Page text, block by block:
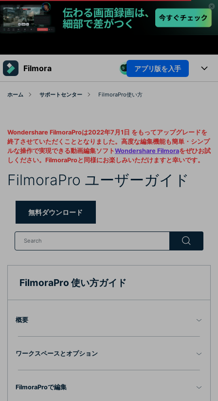
製品
ユーティリティ
法人・教育・パートナー
プラン＆価格
サポート
Filmora アプリ版を入手
製品
製品機能
AI機能
AIヒント
活用法
Filmoraのユーザー層
ビデオソリューション
動画編集関連知識
動画編集のコツ
サポート
カスタマーサポート
ブランド紹介
ホーム サポートセンター FilmoraPro使い方
Wondershare FilmoraProは2022年7月1日 をもってアップグレードを
終了させていただくこととなりました。高度な編集機能も簡単・シンプ
ルな操作で実現できる動画編集ソフトWondershare Filmoraをぜひお試
しください。FilmoraProと同様にお楽しみいただけますと幸いです。
FilmoraPro ユーザーガイド
無料ダウンロード
FilmoraPro 使い方ガイド
概要
ワークスペースとオプション
FilmoraProで編集